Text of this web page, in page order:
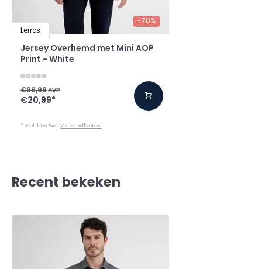
-70%
Lerros
Jersey Overhemd met Mini AOP
Print - White
€69,99AVP
€20,99*
* Incl. btw Excl.Verzendkosten
Recent bekeken